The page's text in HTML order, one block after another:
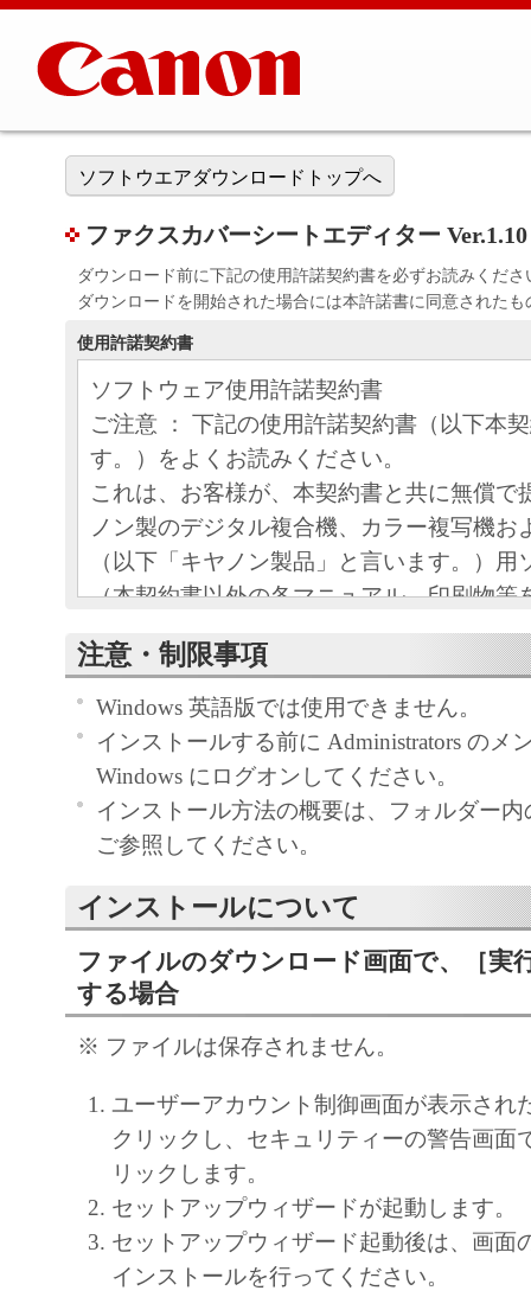
ソフトウエアダウンロードトップへ
ファクスカバーシートエディター Ver.1.10
ダウンロード前に下記の使用許諾契約書を必ずお読みくださ
ダウンロードを開始された場合には本許諾書に同意された
使用許諾契約書
ソフトウェア使用許諾契約書
ご注意 ： 下記の使用許諾契約書（以下本
す。）をよくお読みください。
これは、お客様が、本契約書と共に無償で
ノン製のデジタル複合機、カラー複写機お
（以下「キヤノン製品」と言います。）用
（本契約書以外の各マニュアル、印刷物等
以下「本ソフトウェア」と言います。）を
めの、お客様とキヤノン株式会社（以下キ
す。）との間の契約書です。
お客様は、『同意』を示す下記のボタンを
点、または「本ソフトウェア」のインスト
をもって、本契約書に同意したことになり
お客様が本契約書に同意できない場合、「
１．許諾
(1) キヤノンは、お客様が「キヤノン製品
のために、「キヤノン製品」に直接または
通じ接続される複数のコンピューター（以
と言います。）において、「本ソフトウェ
の記憶媒体上にインストールすること、ま
ターにおいて表示すること、アクセスする
実行することのいずれも含むものとします
非独占的権利をお客様に対して許諾します
た「指定機器」にネットワークを通じて接
ューター上で、かかるコンピューターの使
注意・制限事項
Windows 英語版では使用できません。
インストールする前に Administrators のメ
Windows にログオンしてください。
インストール方法の概要は、フォルダー内
ご参照してください。
インストールについて
ファイルのダウンロード画面で、［実
する場合
※ ファイルは保存されません。
ユーザーアカウント制御画面が表示され
クリックし、セキュリティーの警告画面
リックします。
セットアップウィザードが起動します。
セットアップウィザード起動後は、画面
インストールを行ってください。